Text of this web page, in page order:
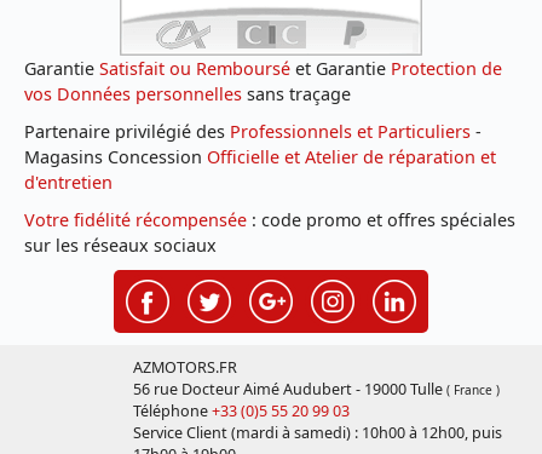
Garantie Satisfait ou Remboursé et Garantie Protection de
vos Données personnelles sans traçage
Partenaire privilégié des Professionnels et Particuliers -
Magasins Concession Officielle et Atelier de réparation et
d'entretien
Votre fidélité récompensée : code promo et offres spéciales
sur les réseaux sociaux
AZMOTORS.FR
56 rue Docteur Aimé Audubert - 19000 Tulle ( France )
Téléphone+33 (0)5 55 20 99 03
Service Client (mardi à samedi) : 10h00 à 12h00, puis